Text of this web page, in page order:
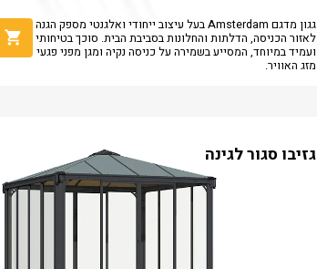
גגון מדגם Amsterdam בעל עיצוב ייחודי ואלגנטי מספק הגנה
לאזור הכניסה, הדלתות והחלונות בסביבת הבית. סוכך בטיחותי
ועמיד במיוחד, המסייע בשמירה על כניסה נקיה ומגן מפני פגעי
מזג האוויר.
גזיבו סגור לגינה